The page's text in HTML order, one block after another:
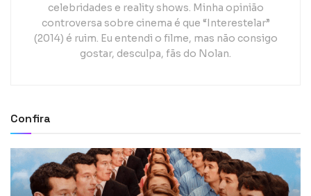
celebridades e reality shows. Minha opinião
controversa sobre cinema é que “Interestelar”
(2014) é ruim. Eu entendi o filme, mas não consigo
gostar, desculpa, fãs do Nolan.
Confira